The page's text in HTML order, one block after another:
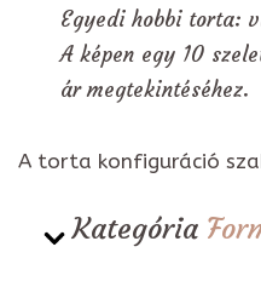
Egyedi hobbi torta:
A képen egy 10
ár megtekintéséhez.
A torta konfiguráció
Kategória